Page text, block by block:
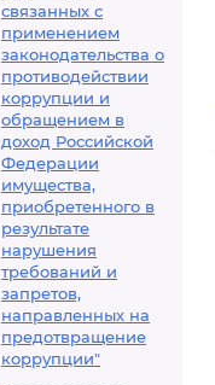
связанных с
применением
законодательства о
противодействии
коррупции и
обращением в
доход Российской
Федерации
имущества,
приобретенного в
результате
нарушения
требований и
запретов,
направленных на
предотвращение
коррупции"